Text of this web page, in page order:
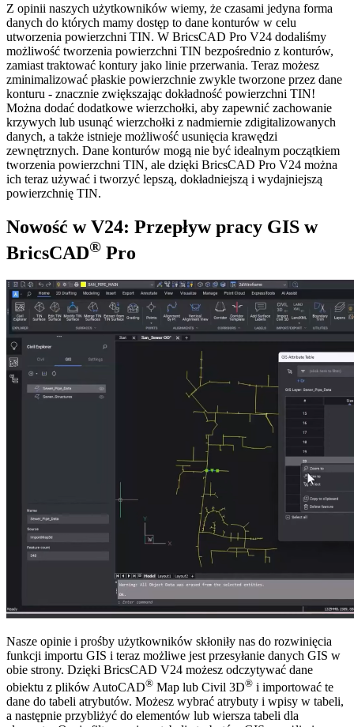
Z opinii naszych użytkowników wiemy, że czasami jedyna forma
danych do których mamy dostęp to dane konturów w celu
utworzenia powierzchni TIN. W BricsCAD Pro V24 dodaliśmy
możliwość tworzenia powierzchni TIN bezpośrednio z konturów,
zamiast traktować kontury jako linie przerwania. Teraz możesz
zminimalizować płaskie powierzchnie zwykle tworzone przez dane
konturu - znacznie zwiększając dokładność powierzchni TIN!
Można dodać dodatkowe wierzchołki, aby zapewnić zachowanie
krzywych lub usunąć wierzchołki z nadmiernie zdigitalizowanych
danych, a także istnieje możliwość usunięcia krawędzi
zewnętrznych. Dane konturów mogą nie być idealnym początkiem
tworzenia powierzchni TIN, ale dzięki BricsCAD Pro V24 można
ich teraz używać i tworzyć lepszą, dokładniejszą i wydajniejszą
powierzchnię TIN.
Nowość w V24: Przepływ pracy GIS w
BricsCAD® Pro
Nasze opinie i prośby użytkowników skłoniły nas do rozwinięcia
funkcji importu GIS i teraz możliwe jest przesyłanie danych GIS w
obie strony. Dzięki BricsCAD V24 możesz odczytywać dane
obiektu z plików AutoCAD® Map lub Civil 3D® i importować te
dane do tabeli atrybutów. Możesz wybrać atrybuty i wpisy w tabeli,
a następnie przybliżyć do elementów lub wiersza tabeli dla